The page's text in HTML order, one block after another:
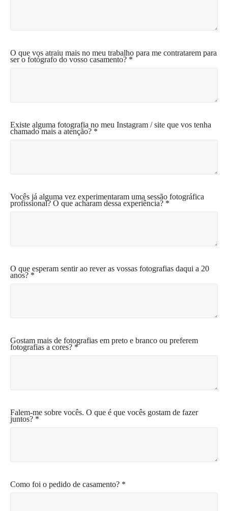
O que vos atraiu mais no meu trabalho para me contratarem para
ser o fotógrafo do vosso casamento? *
Existe alguma fotografia no meu Instagram / site que vos tenha
chamado mais a atenção? *
Vocês já alguma vez experimentaram uma sessão fotográfica
profissional? O que acharam dessa experiência? *
O que esperam sentir ao rever as vossas fotografias daqui a 20
anos? *
Gostam mais de fotografias em preto e branco ou preferem
fotografias a cores? *
Falem-me sobre vocês. O que é que vocês gostam de fazer
juntos? *
Como foi o pedido de casamento? *